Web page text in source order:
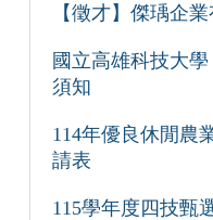
【徵才】傑瑀企
國立高雄科技大
須知
114年優良休閒農
請表
115學年度四技甄